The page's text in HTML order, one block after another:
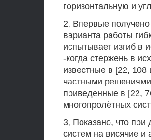
горизонтальную и
2, Впервые
варианта работы
испытывает изгиб в
-когда стержень в
известные в [22,
частными
приведенные в [22,
многопролётных
3, Показано, что
систем на висячие